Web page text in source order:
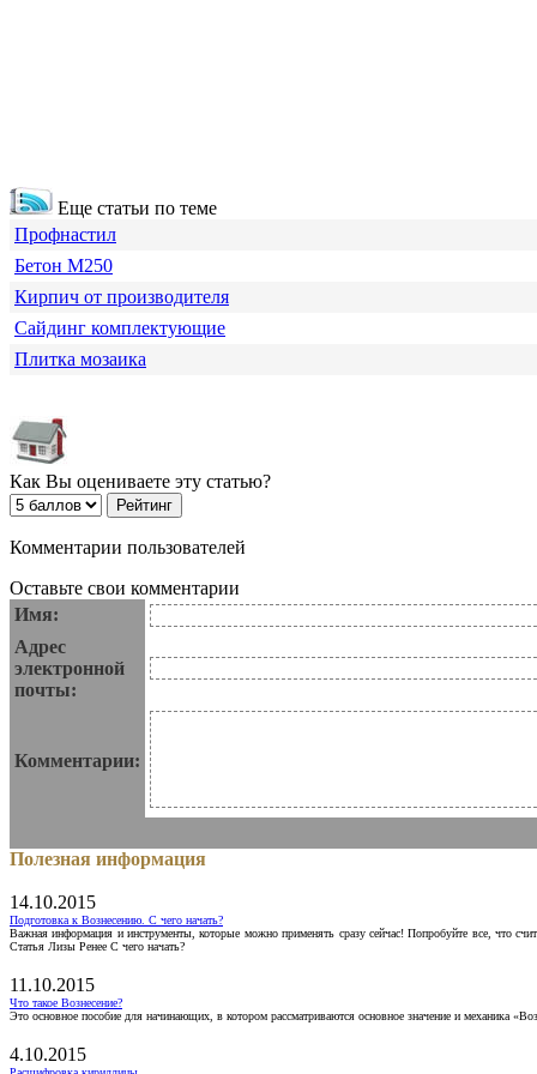
Еще статьи по теме
Профнастил
Бетон М250
Кирпич от производителя
Сайдинг комплектующие
Плитка мозаика
Как Вы оцениваете эту статью?
Комментарии пользователей
Оставьте свои комментарии
Имя:
Адрес
электронной
почты:
Комментарии:
Полезная информация
14.10.2015
Подготовка к Вознесению. С чего начать?
Важная информация и инструменты, которые можно применять сразу сейчас! Попробуйте все, что
Статья Лизы Ренее С чего начать?
11.10.2015
Что такое Вознесение?
Это основное пособие для начинающих, в котором рассматриваются основное значение и механика
4.10.2015